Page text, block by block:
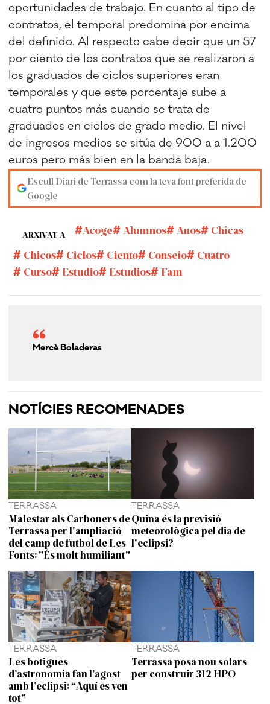
oportunidades de trabajo. En cuanto al tipo de
contratos, el temporal predomina por encima
del definido. Al respecto cabe decir que un 57
por ciento de los contratos que se realizaron a
los graduados de ciclos superiores eran
temporales y que este porcentaje sube a
cuatro puntos más cuando se trata de
graduados en ciclos de grado medio. El nivel
de ingresos medios se sitúa de 900 a a 1.200
euros pero más bien en la banda baja.
Escull Diari de Terrassa com la teva font preferida de
Google
ARXIVAT A Acoge Alumnos Anos
Chicas
Chicos
Ciclos Ciento Consejo
Cuatro
Curso
Estudio Estudios Fam
Mercè Boladeras
NOTÍCIES RECOMENADES
TERRASSA
Malestar als Carboners de
Terrassa per l'ampliació
del camp de futbol de Les
Fonts: "És molt humiliant"
TERRASSA
Quina és la previsió
meteorològica pel dia de
l'eclipsi?
TERRASSA
Les botigues
d’astronomia fan l’agost
amb l’eclipsi: “Aquí es ven
tot”
TERRASSA
Terrassa posa nou solars
per construir 312 HPO